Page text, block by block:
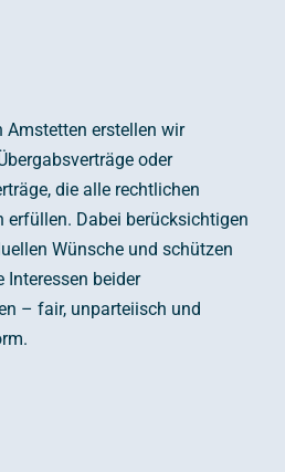
Amstetten erstellen wir
oder
die alle rechtlichen
erfüllen. Dabei berücksichtigen
Wünsche und schützen
Interessen beider
– fair, unparteiisch und